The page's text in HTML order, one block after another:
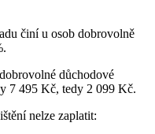
činí u osob dobrovolně
důchodové
7 495 Kč, tedy 2 099 Kč.
nelze zaplatit: